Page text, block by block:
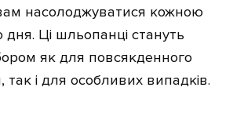
насолоджуватися кожною
Ці шльопанці стануть
як для повсякденного
і для особливих випадків.